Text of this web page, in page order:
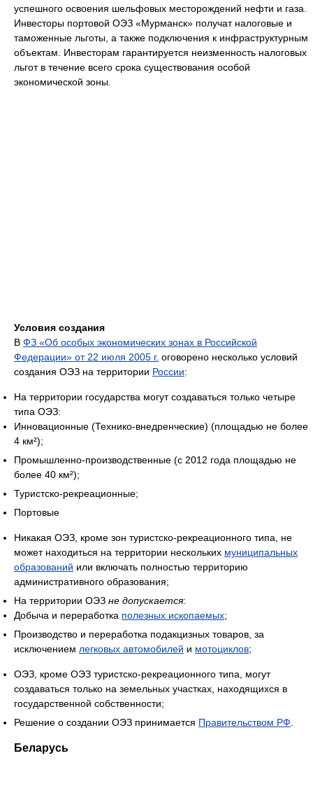
успешного освоения шельфовых месторождений нефти и газа.
Инвесторы портовой ОЭЗ «Мурманск» получат налоговые и
таможенные льготы, а также подключения к инфраструктурным
объектам. Инвесторам гарантируется неизменность налоговых
льгот в течение всего срока существования особой
экономической зоны.
Условия создания
В ФЗ «Об особых экономических зонах в Российской
Федерации» от 22 июля 2005 г. оговорено несколько условий
создания ОЭЗ на территории России:
На территории государства могут создаваться только четыре
типа ОЭЗ:
Инновационные (Технико-внедренческие) (площадью не более
4 км²);
Промышленно-производственные (с 2012 года площадью не
более 40 км²);
Туристско-рекреационные;
Портовые
Никакая ОЭЗ, кроме зон туристско-рекреационного типа, не
может находиться на территории нескольких муниципальных
образований или включать полностью территорию
административного образования;
На территории ОЭЗ не допускается:
Добыча и переработка полезных ископаемых;
Производство и переработка подакцизных товаров, за
исключением легковых автомобилей и мотоциклов;
ОЭЗ, кроме ОЭЗ туристско-рекреационного типа, могут
создаваться только на земельных участках, находящихся в
государственной собственности;
Решение о создании ОЭЗ принимается Правительством РФ
Беларусь